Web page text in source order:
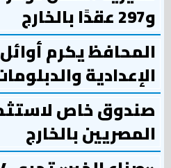
و297 عقدًا بالخارج
المحافظ يكرم
الإعدادية
صندوق خاص
المصريين بالخارج